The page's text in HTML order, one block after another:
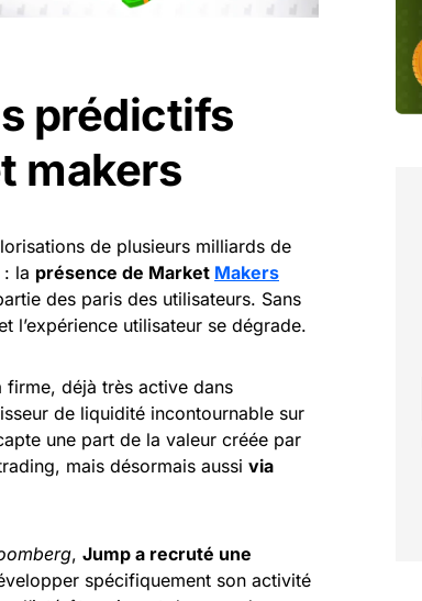
prédictifs
makers
de plusieurs milliards de
la présence de Market Makers
des paris des utilisateurs. Sans
l’expérience utilisateur se dégrade.
firme, déjà très active dans
de liquidité incontournable sur
une part de la valeur créée par
mais désormais aussi via
, Jump a recruté une
spécifiquement son activité